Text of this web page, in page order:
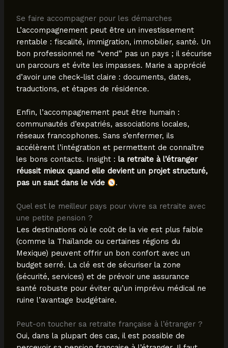
Se faire accompagner pour les démarches
L’accompagnement peut être un investissement
rentable : fiscalité, immigration, immobilier, santé. Un
bon professionnel ne “vend” pas un pays ; il sécurise
un parcours et évite les impasses. Marie a apprécié
d’avoir une check-list claire : documents, dates,
traductions, et étapes de résidence.
Enfin, l’accompagnement peut être humain :
communautés d’expatriés, associations locales,
réseaux francophones. Sans s’enfermer, ils
accélèrent l’intégration et permettent de connaître
les bons contacts. Insight : la retraite à l’étranger
réussit mieux quand elle devient un projet structuré,
pas un saut dans le vide
.
Quel est le meilleur pays pour vivre sa retraite avec
une petite pension ?
Les destinations où le coût de la vie est plus faible
(comme la Thaïlande ou certaines régions du
Mexique) peuvent offrir un bon confort avec un
budget serré. La clé est de sécuriser la zone
(sécurité, services) et de prévoir une assurance
santé robuste pour éviter qu’un imprévu médical ne
ruine l’avantage budgétaire.
Peut-on toucher sa retraite française à l’étranger ?
Oui, dans la plupart des cas, il est possible de